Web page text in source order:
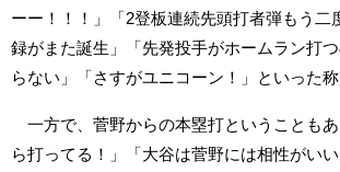
ーー！！！」「2登板連続先頭打者弾もう二
録がまた誕生」「先発投手がホームラン打
らない」「さすがユニコーン！」といった称
一方で、菅野からの本塁打ということも
ら打ってる！」「大谷は菅野には相性がい